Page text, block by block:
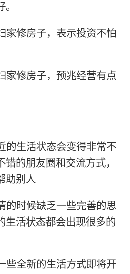
家修房子，表示投资不怕
家修房子，预兆经营有点
的生活状态会变得非常不
的朋友圈和交流方式，
助别人
的时候缺乏一些完善的思
生活状态都会出现很多的
些全新的生活方式即将开